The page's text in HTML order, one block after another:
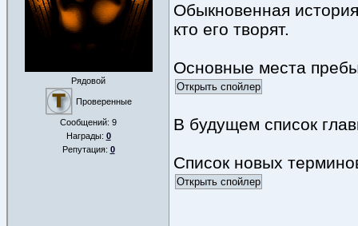
Рядовой
Проверенные
Сообщений: 9
Награды: 0
Репутация: 0
Обыкновенная
кто его творят.
Основные места
В будущем список
Список новых